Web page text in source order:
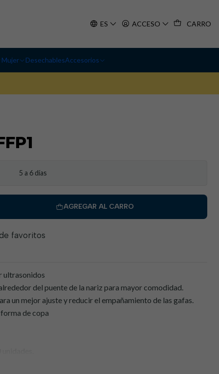
ES ACCESO CARRO
Mujer DesechablesAccesorios
5 a 6 días
AGREGAR AL CARRO
favoritos
ultrasonidos
del puente de la nariz para mayor comodidad.
un mejor ajuste y reducir el empañamiento de las gafas.
de copa